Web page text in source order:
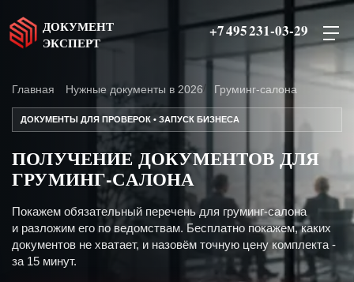
ДОКУМЕНТ
ЭКСПЕРТ
+7 495 231-03-29
Главная Нужные документы в 2026 Груминг-салона
ДОКУМЕНТЫ ДЛЯ ПРОВЕРОК • ЗАПУСК БИЗНЕСА
ПОЛУЧЕНИЕ ДОКУМЕНТОВ ДЛЯ
ГРУМИНГ-САЛОНА
Покажем обязательный перечень для груминг-салона
и разложим его по ведомствам. Бесплатно покажем, каких
документов не хватает, и назовём точную цену комплекта -
за 15 минут.